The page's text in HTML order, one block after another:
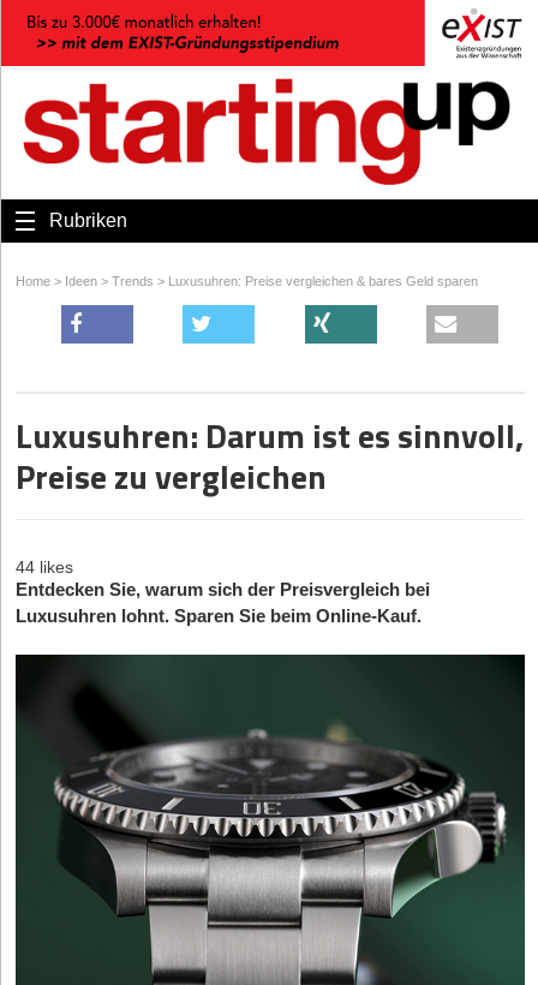
Rubriken
Home > Ideen > Trends > Luxusuhren: Preise vergleichen & bares Geld sparen
Luxusuhren: Darum ist es sinnvoll,
Preise zu vergleichen
44 likes
Entdecken Sie, warum sich der Preisvergleich bei
Luxusuhren lohnt. Sparen Sie beim Online-Kauf.